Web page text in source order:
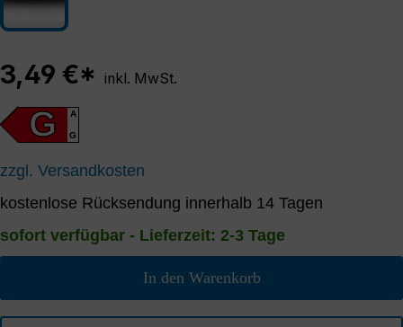
3,49 €* inkl. MwSt.
G A
G
zzgl. Versandkosten
kostenlose Rücksendung innerhalb 14 Tagen
sofort verfügbar - Lieferzeit: 2-3 Tage
In den Warenkorb